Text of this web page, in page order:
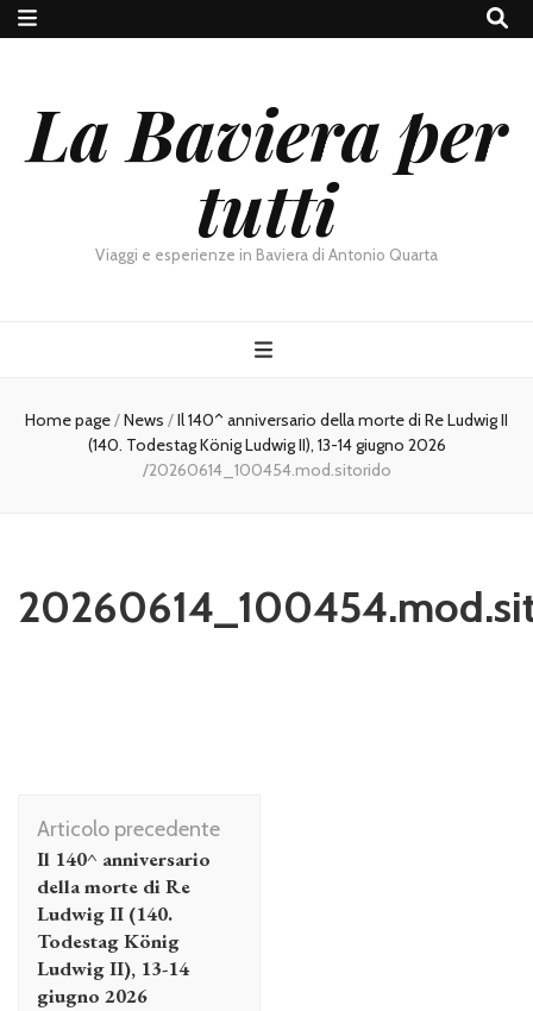
La Baviera per
tutti
Viaggi e esperienze in Baviera di Antonio Quarta
Home page/News /Il 140^ anniversario della morte di Re Ludwig II
(140. Todestag König Ludwig II), 13-14 giugno 2026
/20260614_100454.mod.sitorido
Navigazione
articolo
Articolo precedente
Il 140^ anniversario
della morte di Re
Ludwig II (140.
Todestag König
Ludwig II), 13-14
giugno 2026